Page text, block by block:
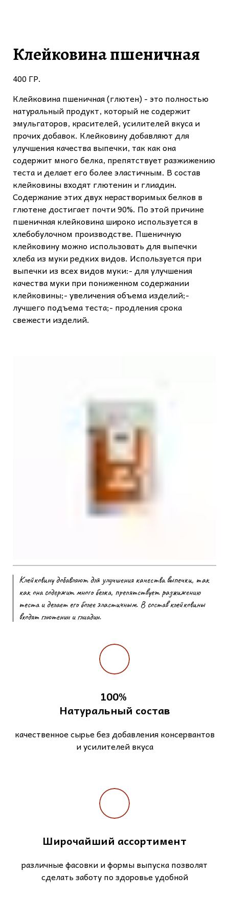
Клейковина пшеничная
400 ГР.
Клейковина пшеничная (глютен) - это полностью
натуральный продукт, который не содержит
эмульгаторов, красителей, усилителей вкуса и
прочих добавок. Клейковину добавляют для
улучшения качества выпечки, так как она
содержит много белка, препятствует разжижению
теста и делает его более эластичным. В состав
клейковины входят глютенин и глиадин.
Содержание этих двух нерастворимых белков в
глютене достигает почти 90%. По этой причине
пшеничная клейковина широко используется в
хлебобулочном производстве. Пшеничную
клейковину можно использовать для выпечки
хлеба из муки редких видов. Используется при
выпечки из всех видов муки:- для улучшения
качества муки при пониженном содержании
клейковины;- увеличения объема изделий;-
лучшего подъема теста;- продления срока
свежести изделий.
Клейковину добавляют для улучшения качества выпечки, так
как она содержит много белка, препятствует разжижению
теста и делает его более эластичным. В состав клейковины
входят глютенин и глиадин.
100%
Натуральный состав
качественное сырье без добавления консервантов
и усилителей вкуса
Широчайший ассортимент
различные фасовки и формы выпуска позволят
сделать заботу по здоровье удобной